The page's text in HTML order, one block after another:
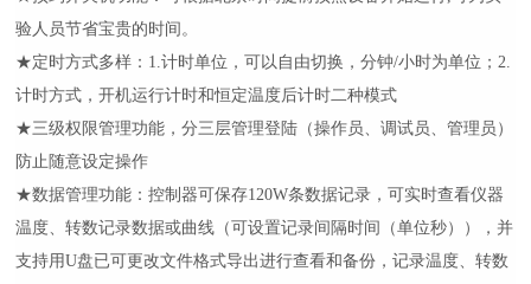
验人员节省宝贵的时间。
★定时方式多样：1.计时单位 ，可以自由切换，分钟/小时为单位；2.
计时方式，开机运行计时和恒定温度后计时二种模式
★三级权限管理功能，分三层管理登陆（操作员、调试员、管理员）
防止随意设定操作
★数据管理功能：控制器可保存120W条数据记录，可实时查看仪器
温度、转数记录数据或曲线（可设置记录间隔时间（单位秒）），并
支持用U盘已可更改文件格式导出进行查看和备份，记录温度、转数